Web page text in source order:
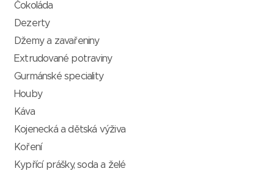
Čokoláda
Dezerty
Džemy a zavařeniny
Extrudované potraviny
Gurmánské speciality
Houby
Káva
Kojenecká a dětská výživa
Koření
Kypřící prášky, soda a želé